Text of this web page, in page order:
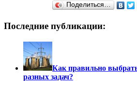
Поделиться…
Последние публикации:
Как правильно
разных задач?